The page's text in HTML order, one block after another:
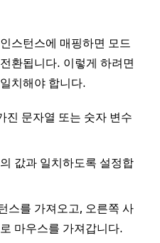
스턴스에 매핑하면 모드
환됩니다. 이렇게 하려면
치해야 합니다.
진 문자열 또는 숫자 변수
값과 일치하도록 설정합
스를 가져오고, 오른쪽 사
마우스를 가져갑니다.